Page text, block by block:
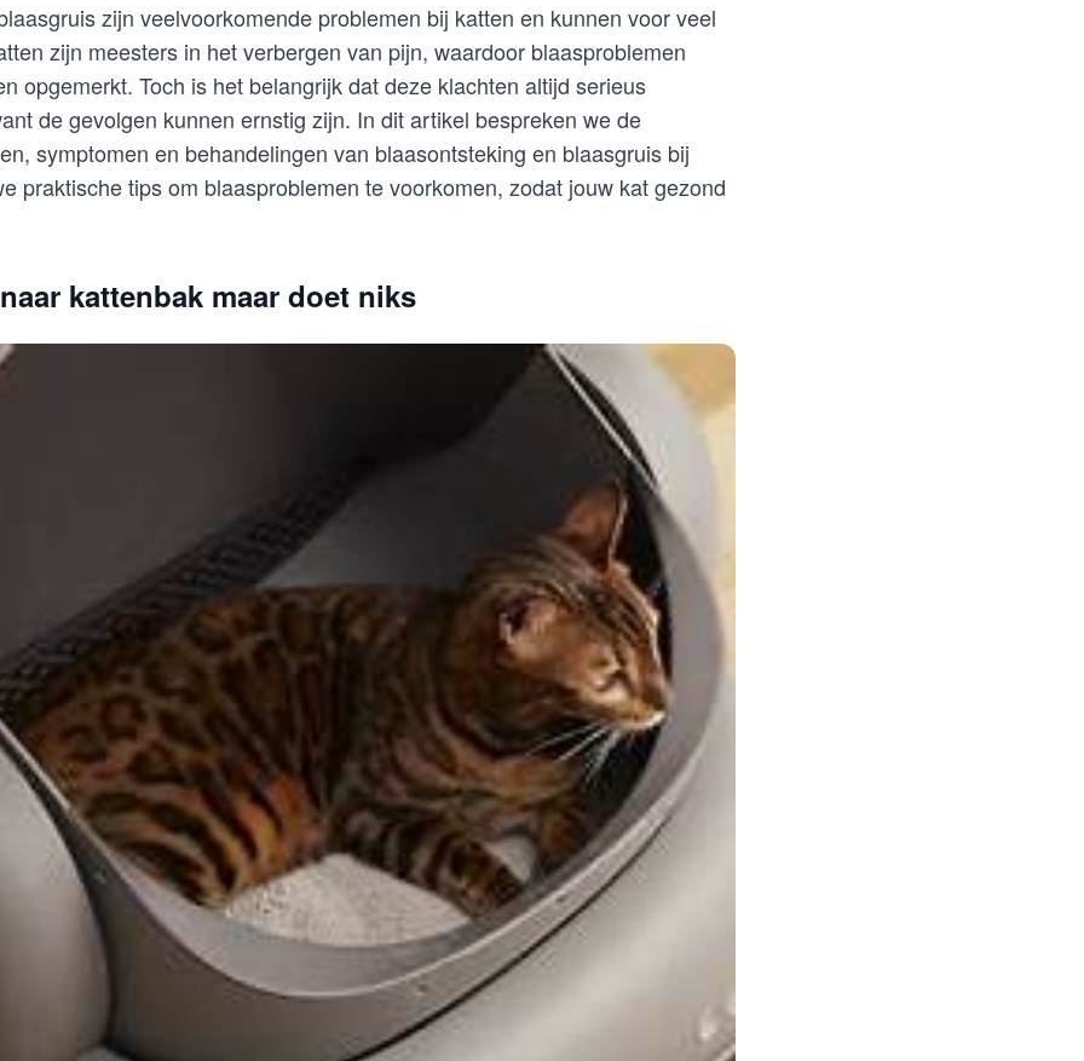
zijn veelvoorkomende problemen bij katten en kunnen voor veel
zijn meesters in het verbergen van pijn, waardoor blaasproblemen
opgemerkt. Toch is het belangrijk dat deze klachten altijd serieus
de gevolgen kunnen ernstig zijn. In dit artikel bespreken we de
symptomen en behandelingen van blaasontsteking en blaasgruis bij
praktische tips om blaasproblemen te voorkomen, zodat jouw kat gezond
kattenbak maar doet niks